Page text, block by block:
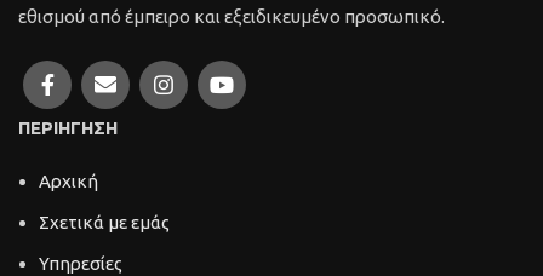
εθισμού από έμπειρο και εξειδικευμένο προσωπικό.
ΠΕΡΙΗΓΗΣΗ
Αρχική
Σχετικά με εμάς
Υπηρεσίες